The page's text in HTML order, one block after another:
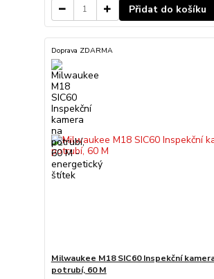
Přidat do košíku
Doprava ZDARMA
Milwaukee M18 SIC60 Inspekční
potrubí, 60 M